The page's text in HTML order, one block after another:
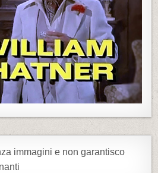
immagini e non garantisco